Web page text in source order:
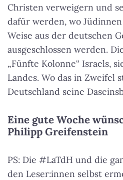
Christen verweigern und
dafür werden, wo
Weise aus der deutschen
ausgeschlossen werden.
„Fünfte Kolonne“ Israels,
Landes. Wo das in Zweifel
Deutschland seine
Eine gute Woche
Philipp Greifenstein
PS: Die #LaTdH und die
den Leser:innen selbst